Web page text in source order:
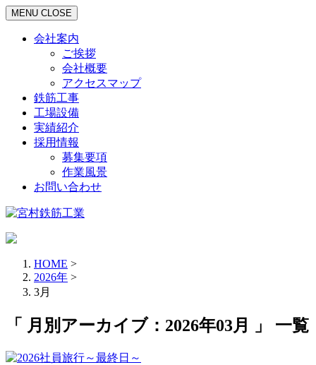
MENU CLOSE
会社案内
ご挨拶
会社概要
アクセスマップ
鉄筋工事
工場設備
実績紹介
採用情報
募集要項
作業風景
お問い合わせ
HOME >
2026年 >
3月
「 月別アーカイブ：2026年03月 」 一覧